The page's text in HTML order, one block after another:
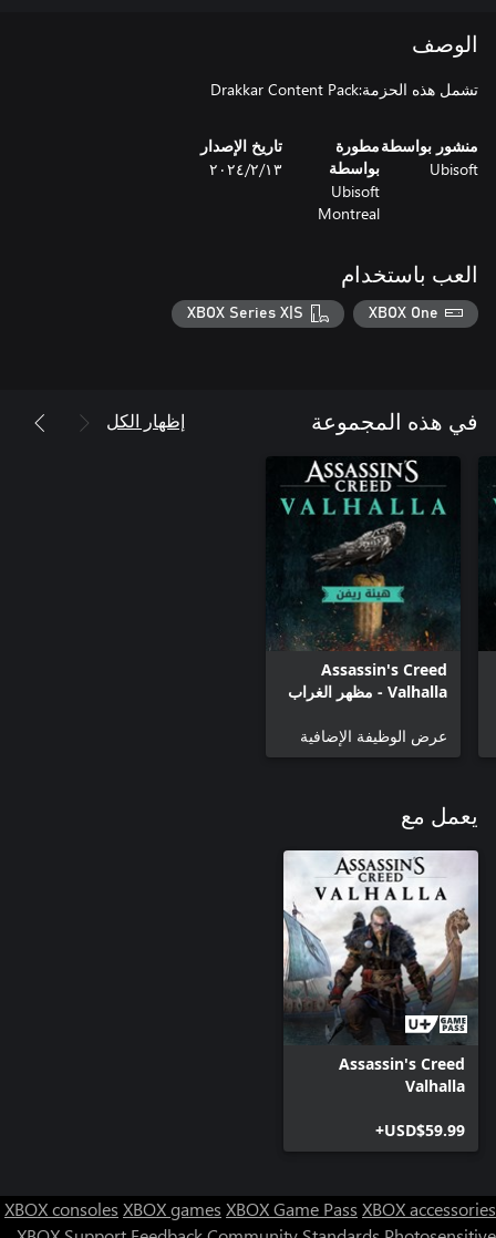
الوصف
تشمل هذه الحزمة:Drakkar Content Pack
منشور بواسطة
Ubisoft
مطورة
بواسطة
Ubisoft
Montreal
تاريخ الإصدار
١٣‏/٢‏/٢٠٢٤
العب باستخدام
XBOX One
XBOX Series X|S
في هذه المجموعة إظهار الكل
Assassin's Creed
Valhalla - مظهر الغراب
عرض الوظيفة الإضافية
يعمل مع
Assassin's Creed
Valhalla
USD$59.99+
XBOX consoles XBOX games XBOX Game Pass XBOX accessories